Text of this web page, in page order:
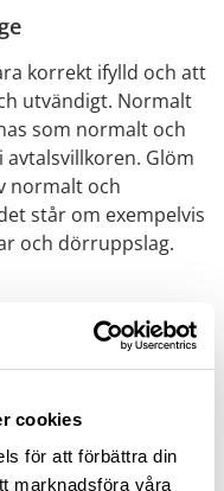
cookies
för att förbättra din
marknadsföra våra
korrekt ifylld och att
utvändigt. Normalt
som normalt och
Glöm
normalt och
står om exempelvis
och dörruppslag.
Linkedin